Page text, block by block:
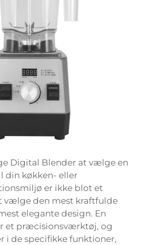
Digital Blender at vælge en
din køkken- eller
er ikke blot et
vælge den mest kraftfulde
elegante design. En
et præcisionsværktøj, og
i de specifikke funktioner,